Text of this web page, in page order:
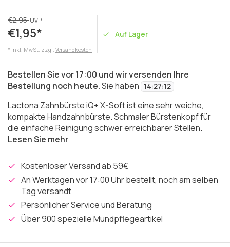
€2,95UVP
€1,95*
* Inkl. MwSt. zzgl. Versandkosten
Auf Lager
Bestellen Sie vor 17:00 und wir versenden Ihre
Bestellung noch heute.Sie haben 14:27:12
Lactona Zahnbürste iQ+ X-Soft ist eine sehr weiche,
kompakte Handzahnbürste. Schmaler Bürstenkopf für
die einfache Reinigung schwer erreichbarer Stellen.
Lesen Sie mehr
Kostenloser Versand ab 59€
An Werktagen vor 17:00 Uhr bestellt, noch am selben
Tag versandt
Persönlicher Service und Beratung
Über 900 spezielle Mundpflegeartikel